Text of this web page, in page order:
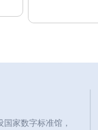
国家数字标准馆，